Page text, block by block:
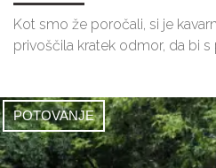
Kot smo že poročali, si je
privoščila kratek odmor, da bi
POTOVANJE